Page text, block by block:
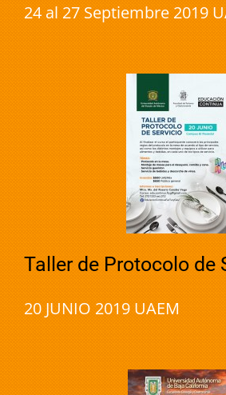
24 al 27 Septiembre 2019
Taller de Protocolo de
20 JUNIO 2019 UAEM